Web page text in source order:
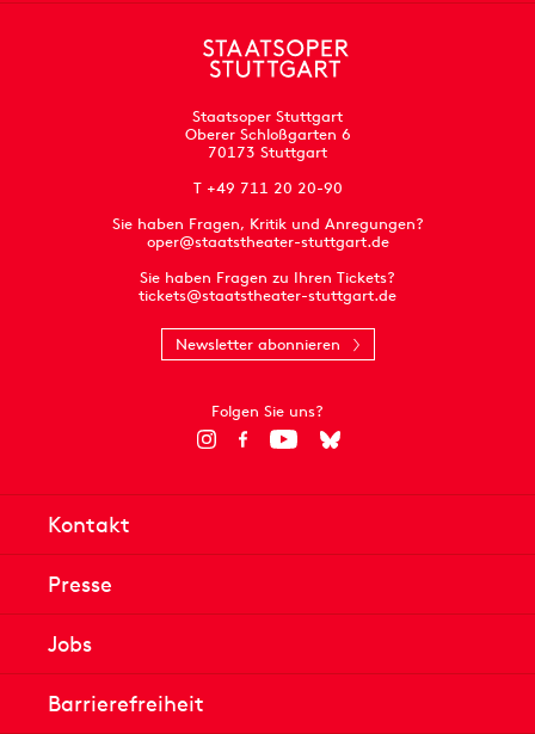
Staatsoper Stuttgart
Oberer Schloßgarten 6
70173 Stuttgart
T +49 711 20 20-90
Sie haben Fragen, Kritik und Anregungen?
oper@staatstheater-stuttgart.de
Sie haben Fragen zu Ihren Tickets?
tickets@staatstheater-stuttgart.de
Newsletter abonnieren
Folgen Sie uns?
Kontakt
Presse
Jobs
Barrierefreiheit